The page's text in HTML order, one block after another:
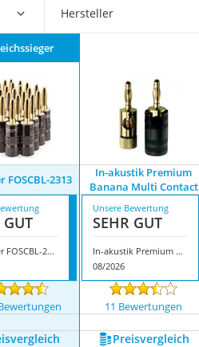
Acer Aspire
Service
Hersteller
FOSCBL-2313
In-akustik Premium
Banana Multi Contact
GUT
Fospower FOSCBL-2313
Unsere Bewertung
SEHR GUT
In-akustik Premium Banana Multi Contact
08/2026
11 Bewertungen
Preis­vergleich